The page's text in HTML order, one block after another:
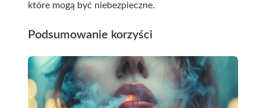
które mogą być niebezpieczne.
Podsumowanie korzyści